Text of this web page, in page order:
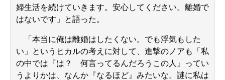
婦生活を続けていきます。安心してください。離婚で
はないです」と語った。
「本当に俺は離婚はしたくない。でも浮気もした
い」というヒカルの考えに対して、進撃のノアも「私
の中では『は？ 何言ってるんだろうこの人』ってい
うよりかは、なんか『なるほど』みたいな。謎に私は